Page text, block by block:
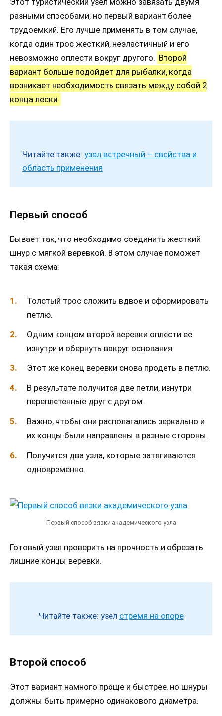
Этот туристический узел можно завязать двумя
разными способами, но первый вариант более
трудоемкий. Его лучше применять в том случае,
когда один трос жесткий, неэластичный и его
невозможно оплести вокруг другого. Второй
вариант больше подойдет для рыбалки, когда
возникает необходимость связать между собой 2
конца лески.
Читайте также: узел встречный – свойства и
область применения
Первый способ
Бывает так, что необходимо соединить жесткий
шнур с мягкой веревкой. В этом случае поможет
такая схема:
Толстый трос сложить вдвое и сформировать
петлю.
Одним концом второй веревки оплести ее
изнутри и обернуть вокруг основания.
Этот же конец веревки снова продеть в петлю.
В результате получится две петли, изнутри
переплетенные друг с другом.
Важно, чтобы они располагались зеркально и
их концы были направлены в разные стороны.
Получится два узла, которые затягиваются
одновременно.
Первый способ вязки академического узла
Готовый узел проверить на прочность и обрезать
лишние концы веревки.
Читайте также: узел стремя на опоре
Второй способ
Этот вариант намного проще и быстрее, но шнуры
должны быть примерно одинакового диаметра.